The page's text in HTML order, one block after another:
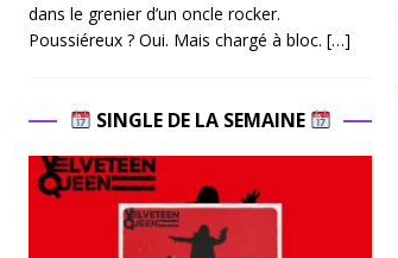
dans le grenier d’un oncle rocker.
Poussiéreux ? Oui. Mais chargé à bloc. […]
SINGLE DE LA SEMAINE